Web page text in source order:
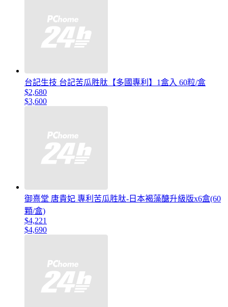
台記生技 台記苦瓜胜肽【多國專利】1盒入 60粒/盒
$2,680
$3,600
御熹堂 唐貴妃 專利苦瓜胜肽-日本褐藻醣升級版x6盒(60
顆/盒)
$4,221
$4,690